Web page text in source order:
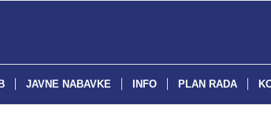
JAVNE NABAVKE INFO PLAN RADA